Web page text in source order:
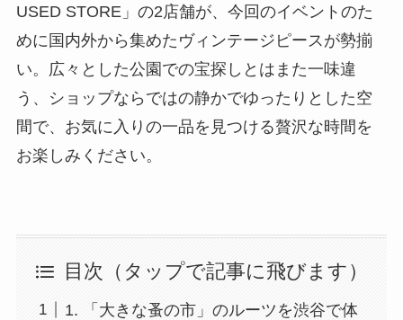
USED STORE」の2店舗が、今回のイベントのた
めに国内外から集めたヴィンテージピースが勢揃
い。広々とした公園での宝探しとはまた一味違
う、ショップならではの静かでゆったりとした空
間で、お気に入りの一品を見つける贅沢な時間を
お楽しみください。
目次（タップで記事に飛びます）
1. 「大きな蚤の市」のルーツを渋谷で体